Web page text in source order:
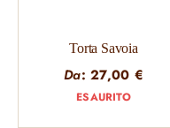
Torta Savoia
Da:27,00 €
ESAURITO